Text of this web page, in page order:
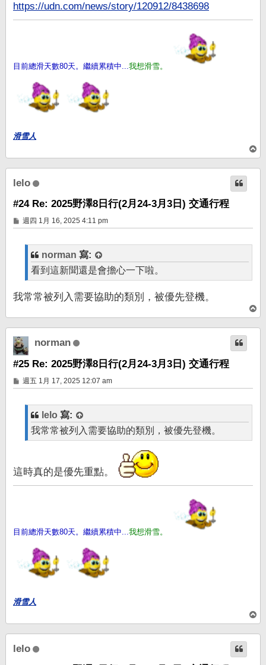
https://udn.com/news/story/120912/8438698
目前總滑天數80天。繼續累積中...我想滑雪。
滑雪人
頂
端
lelo
#24 Re: 2025野澤8日行(2月24-3月3日) 交通行程
文
章
週四 1月 16, 2025 4:11 pm
norman 寫:
看到這新聞還是會擔心一下啦。
我常常被列入需要協助的類別，被優先登機。
頂
端
norman
#25 Re: 2025野澤8日行(2月24-3月3日) 交通行程
文
章
週五 1月 17, 2025 12:07 am
lelo 寫:
我常常被列入需要協助的類別，被優先登機。
這時真的是優先重點。
目前總滑天數80天。繼續累積中...我想滑雪。
滑雪人
頂
端
lelo